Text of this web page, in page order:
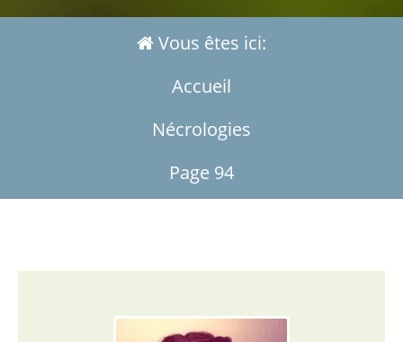
Vous êtes ici:
Accueil
Nécrologies
Page 94